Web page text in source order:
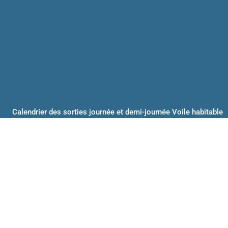
Calendrier des sorties journée et demi-journée Voile habitable